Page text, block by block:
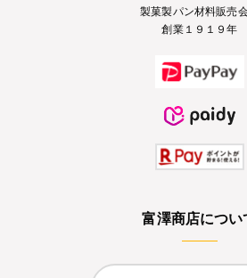
製菓製パン材料販売
創業１９１９年
富澤商店につい